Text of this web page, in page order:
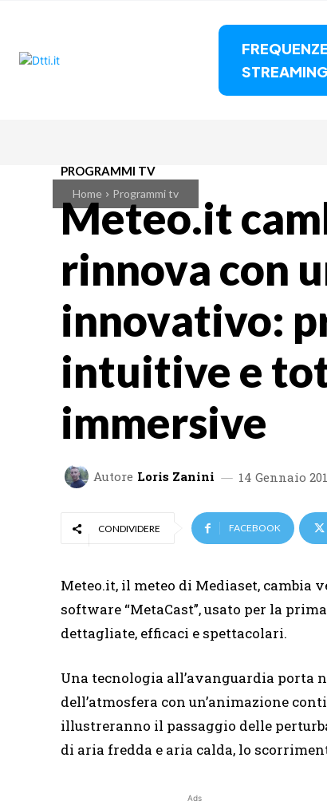
STREAMING
Home Programmi tv
PROGRAMMI TV
Meteo.it
rinnova con
innovativo:
intuitive e
immersive
Autore Loris Zanini 14 Gennaio
CONDIVIDERE FACEBOOK
Meteo.it, il meteo di Mediaset, cambia
software “MetaCast”, usato per la
dettagliate, efficaci e spettacolari.
Una tecnologia all’avanguardia porta
dell’atmosfera con un’animazione
illustreranno il passaggio delle
di aria fredda e aria calda, lo
Ads